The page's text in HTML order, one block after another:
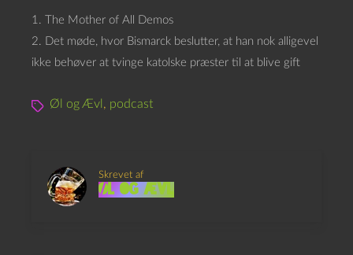
1. The Mother of All Demos
2. Det møde, hvor Bismarck beslutter, at han nok alligevel
ikke behøver at tvinge katolske præster til at blive gift
Øl og Ævl , podcast
Skrevet af
Øl og Ævl